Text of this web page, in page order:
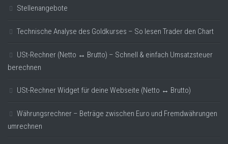
Stellenangebote
Technische Analyse des Goldkurses – So lesen Trader den Chart
USt-Rechner (Netto ↔ Brutto) – Schnell & einfach Umsatzsteuer
berechnen
USt-Rechner Widget für deine Webseite (Netto ↔ Brutto)
Währungsrechner – Beträge zwischen Euro und Fremdwährungen
umrechnen